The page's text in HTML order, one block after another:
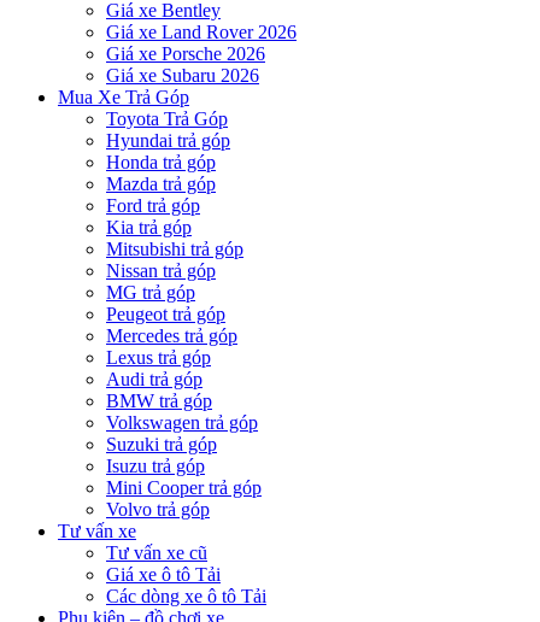
Giá xe Bentley
Giá xe Land Rover 2026
Giá xe Porsche 2026
Giá xe Subaru 2026
Mua Xe Trả Góp
Toyota Trả Góp
Hyundai trả góp
Honda trả góp
Mazda trả góp
Ford trả góp
Kia trả góp
Mitsubishi trả góp
Nissan trả góp
MG trả góp
Peugeot trả góp
Mercedes trả góp
Lexus trả góp
Audi trả góp
BMW trả góp
Volkswagen trả góp
Suzuki trả góp
Isuzu trả góp
Mini Cooper trả góp
Volvo trả góp
Tư vấn xe
Tư vấn xe cũ
Giá xe ô tô Tải
Các dòng xe ô tô Tải
Phụ kiện – đồ chơi xe